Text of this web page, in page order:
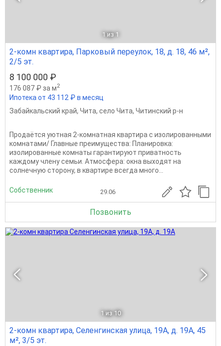
1 из 1
2-комн квартира, Парковый переулок, 18, д. 18, 46 м²,
2/5 эт.
8 100 000 ₽
176 087 ₽ за м2
Ипотека от 43 112 ₽ в месяц
Забайкальский край, Чита, село Чита, Читинский р-н
Продаётся уютная 2-комнатная квартира с изолированными
комнатами/ Главные преимущества: Планировка:
изолированные комнаты гарантируют приватность
каждому члену семьи. Атмосфера: окна выходят на
солнечную сторону, в квартире всегда много...
Собственник 29.06
Позвонить
1 из 10
2-комн квартира, Селенгинская улица, 19А, д. 19А, 45
м², 3/5 эт.